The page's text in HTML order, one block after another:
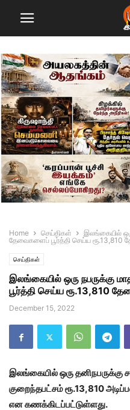
Home செய்திகள்
இலங்கையில்
தேவைகளைப் பூர்த்தி செய்ய ரூ.13,810
செய்திகள்
இலங்கையில் ஒரு நபருக்கு
பூர்த்தி செய்ய ரூ.13,810
December 15, 2022
இலங்கையில் ஒரு தனிநபருக்கு
குறைந்தபட்சம் ரூ.13,810
என கணக்கிடப்பட்டுள்ளது.